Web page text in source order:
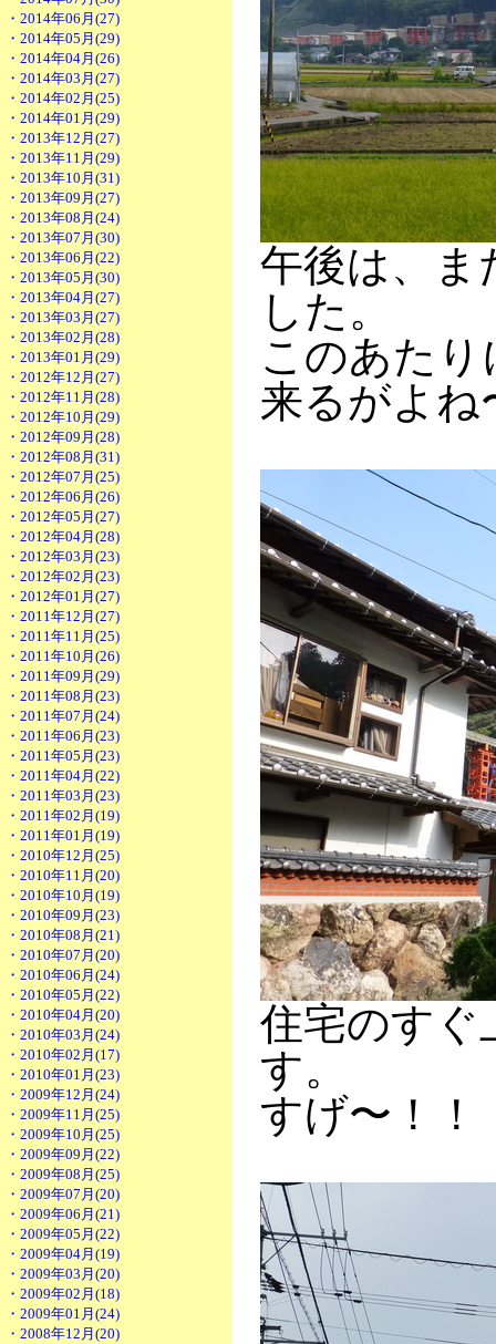
・2014年06月(27)
・2014年05月(29)
・2014年04月(26)
・2014年03月(27)
・2014年02月(25)
・2014年01月(29)
・2013年12月(27)
・2013年11月(29)
・2013年10月(31)
・2013年09月(27)
・2013年08月(24)
・2013年07月(30)
・2013年06月(22)
・2013年05月(30)
・2013年04月(27)
・2013年03月(27)
・2013年02月(28)
・2013年01月(29)
・2012年12月(27)
・2012年11月(28)
・2012年10月(29)
・2012年09月(28)
・2012年08月(31)
・2012年07月(25)
・2012年06月(26)
・2012年05月(27)
・2012年04月(28)
・2012年03月(23)
・2012年02月(23)
・2012年01月(27)
・2011年12月(27)
・2011年11月(25)
・2011年10月(26)
・2011年09月(29)
・2011年08月(23)
・2011年07月(24)
・2011年06月(23)
・2011年05月(23)
・2011年04月(22)
・2011年03月(23)
・2011年02月(19)
・2011年01月(19)
・2010年12月(25)
・2010年11月(20)
・2010年10月(19)
・2010年09月(23)
・2010年08月(21)
・2010年07月(20)
・2010年06月(24)
・2010年05月(22)
・2010年04月(20)
・2010年03月(24)
・2010年02月(17)
・2010年01月(23)
・2009年12月(24)
・2009年11月(25)
・2009年10月(25)
・2009年09月(22)
・2009年08月(25)
・2009年07月(20)
・2009年06月(21)
・2009年05月(22)
・2009年04月(19)
・2009年03月(20)
・2009年02月(18)
・2009年01月(24)
・2008年12月(20)
午後は、
した。
このあたり
来るがよね
住宅のすぐ
す。
すげ〜！！